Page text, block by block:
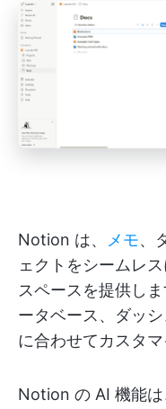
Notion は、 メモ、
ェクトをシームレス
スペースを提供し
ータベース、ダッ
に合わせてカスタ
Notion の AI 機能は